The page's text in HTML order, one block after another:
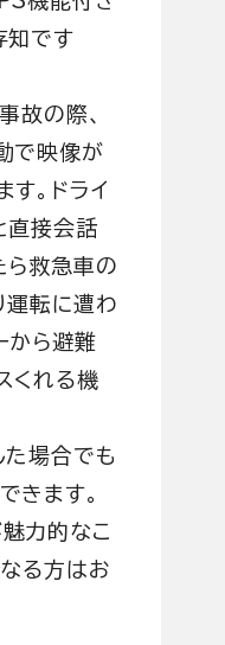
知です
故の際、
で映像が
。ドライ
直接会話
ら救急車の
運転に遭わ
から避難
くれる機
た場合でも
きます。
力的なこ
なる方はお